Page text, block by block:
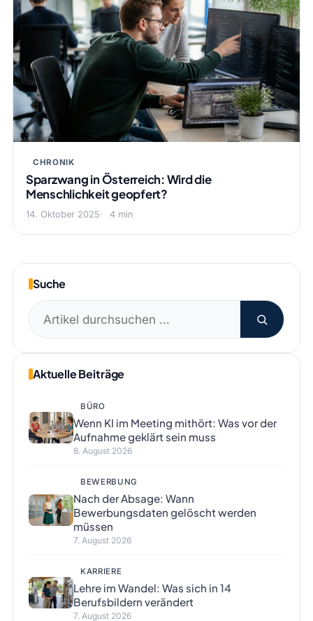
CHRONIK
Sparzwang in Österreich: Wird die
Menschlichkeit geopfert?
14. Oktober 2025 4 min
Suche
Suchen
nach:
Aktuelle Beiträge
BÜRO
Wenn KI im Meeting mithört: Was vor der
Aufnahme geklärt sein muss
8. August 2026
BEWERBUNG
Nach der Absage: Wann
Bewerbungsdaten gelöscht werden
müssen
7. August 2026
KARRIERE
Lehre im Wandel: Was sich in 14
Berufsbildern verändert
7. August 2026